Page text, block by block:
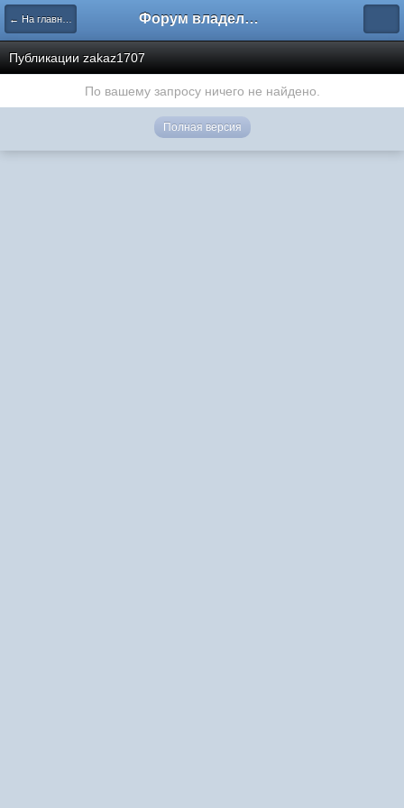
← На главную Форум владельцев интернет-магазинов
Публикации zakaz1707
По вашему запросу ничего не найдено.
Полная версия